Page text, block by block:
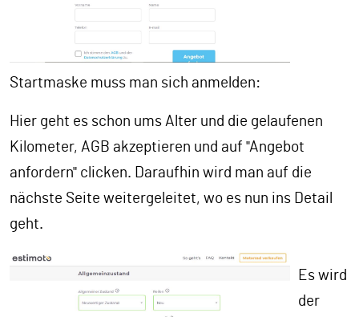
Startmaske muss man sich anmelden:
Hier geht es schon ums Alter und die gelaufenen
Kilometer, AGB akzeptieren und auf "Angebot
anfordern" clicken. Daraufhin wird man auf die
nächste Seite weitergeleitet, wo es nun ins Detail
geht.
Es wird
der